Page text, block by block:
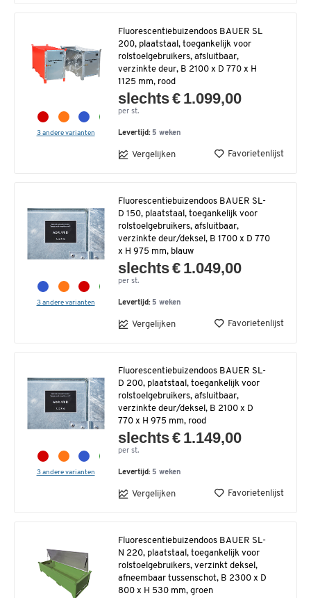
3 andere varianten
Fluorescentiebuizendoos BAUER SL
200, plaatstaal, toegankelijk voor
rolstoelgebruikers, afsluitbaar,
verzinkte deur, B 2100 x D 770 x H
1125 mm, rood
slechts € 1.099,00
per st.
Levertijd: 5 weken
Vergelijken Favorietenlijst
3 andere varianten
Fluorescentiebuizendoos BAUER SL-
D 150, plaatstaal, toegankelijk voor
rolstoelgebruikers, afsluitbaar,
verzinkte deur/deksel, B 1700 x D 770
x H 975 mm, blauw
slechts € 1.049,00
per st.
Levertijd: 5 weken
Vergelijken Favorietenlijst
3 andere varianten
Fluorescentiebuizendoos BAUER SL-
D 200, plaatstaal, toegankelijk voor
rolstoelgebruikers, afsluitbaar,
verzinkte deur/deksel, B 2100 x D
770 x H 975 mm, rood
slechts € 1.149,00
per st.
Levertijd: 5 weken
Vergelijken Favorietenlijst
Fluorescentiebuizendoos BAUER SL-
N 220, plaatstaal, toegankelijk voor
rolstoelgebruikers, verzinkt deksel,
afneembaar tussenschot, B 2300 x D
800 x H 530 mm, groen